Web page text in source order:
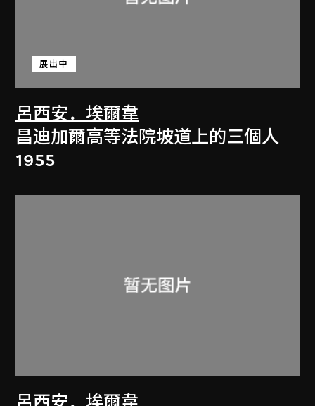
呂西安．埃爾韋
展出中
昌迪加爾高等法院坡道上的三個人
1955